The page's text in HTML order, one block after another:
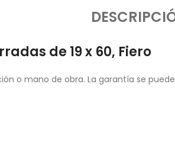
de 19 x 60, Fiero
o mano de obra. La garantía se puede